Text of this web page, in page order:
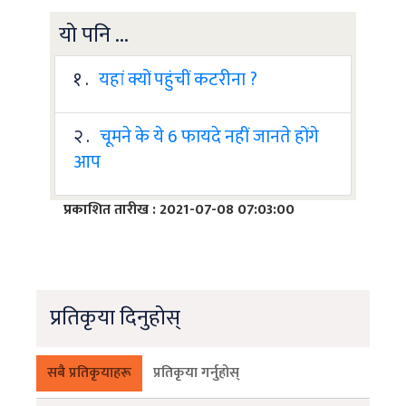
यो पनि ...
१ . यहां क्यों पहुंचीं कटरीना ?
२ . चूमने के ये 6 फायदे नहीं जानते होंगे
आप
प्रकाशित तारीख : 2021-07-08 07:03:00
प्रतिकृया दिनुहोस्
सबै प्रतिकृयाहरू प्रतिकृया गर्नुहोस्